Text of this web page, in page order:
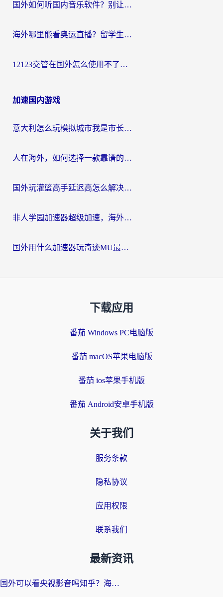
国外如何听国内音乐软件？别让地域限制，断了你的中文歌单
海外哪里能看奥运直播？留学生&海外华人必看的体育赛事观赛终极指南
12123交管在国外怎么使用不了？海外华人必看的无缝访问国内资源指南
加速国内游戏
意大利怎么玩模拟城市我是市长？海外党国服游戏加速终极攻略（附三国3量子特攻解决办法）
人在海外，如何选择一款靠谱的玩剑灵2加速器？
国外玩灌篮高手延迟高怎么解决？海外玩家国服游戏加速终极指南
非人学园加速器超级加速，海外玩家重返国服的通行证
国外用什么加速器玩奇迹MU最好？2026海外玩家国服游戏加速全攻略
下载应用
番茄 Windows PC电脑版
番茄 macOS苹果电脑版
番茄 ios苹果手机版
番茄 Android安卓手机版
关于我们
服务条款
隐私协议
应用权限
联系我们
最新资讯
国外可以看央视影音吗知乎？海外党亲测有效的回国加速方案